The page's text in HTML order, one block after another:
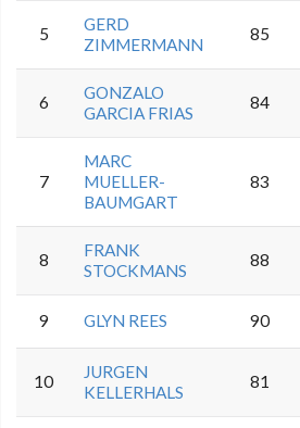
5
GERD
ZIMMERMANN
85
6
GONZALO
GARCIA FRIAS
84
7
MARC
MUELLER-
BAUMGART
83
8
FRANK
STOCKMANS
88
9 GLYN REES 90
10
JURGEN
KELLERHALS
81